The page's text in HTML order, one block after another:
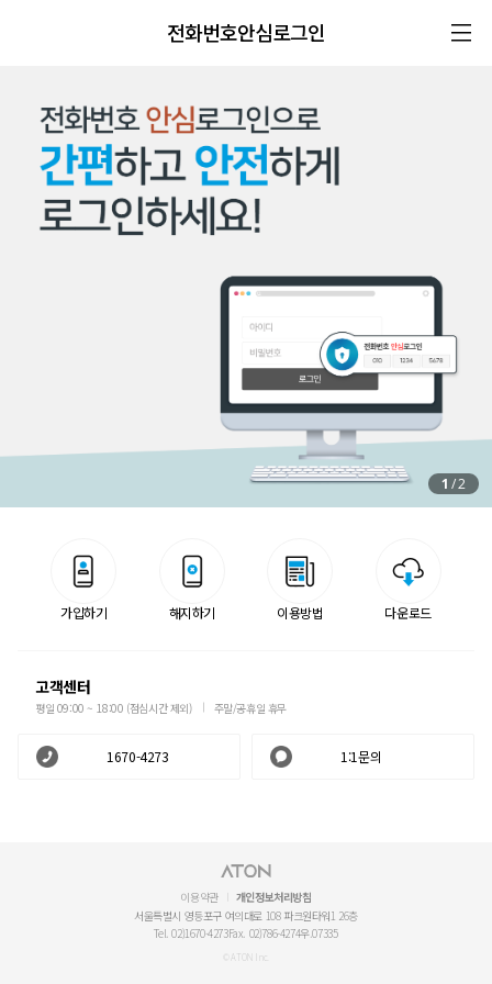
전화번호안심로그인
1 /2
가입하기 해지하기 이용방법 다운로드
고객센터
평일 09:00 ~ 18:00 (점심시간 제외) 주말/공휴일 휴무
1670-4273 1:1문의
이용약관
개인정보처리방침
서울특별시 영등포구 여의대로 108 파크원타워1 26층
Tel. 02)1670-4273Fax. 02)786-4274우.07335
© ATON Inc.